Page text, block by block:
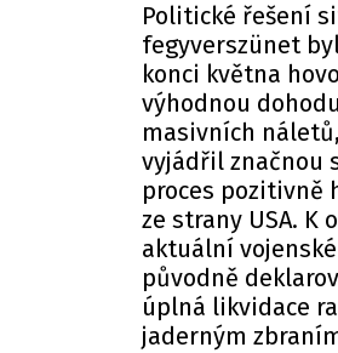
Politické řešení
fegyverszünet
konci května
výhodnou
masivních
vyjádřil značnou
proces pozitivně
ze strany USA. K
aktuální
původně
úplná likvidace
jaderným